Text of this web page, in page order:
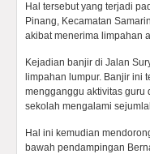
Hal tersebut yang terjadi
Pinang, Kecamatan
akibat menerima limpahan
Kejadian banjir di Jalan
limpahan lumpur. Banjir ini
mengganggu aktivitas guru
sekolah mengalami
Hal ini kemudian
bawah pendampingan